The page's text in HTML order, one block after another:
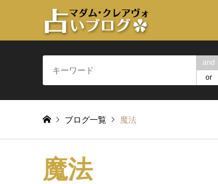
and
or
ブログ一覧 魔法
魔法